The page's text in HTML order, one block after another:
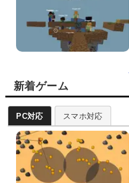
新着ゲーム
PC対応 スマホ対応